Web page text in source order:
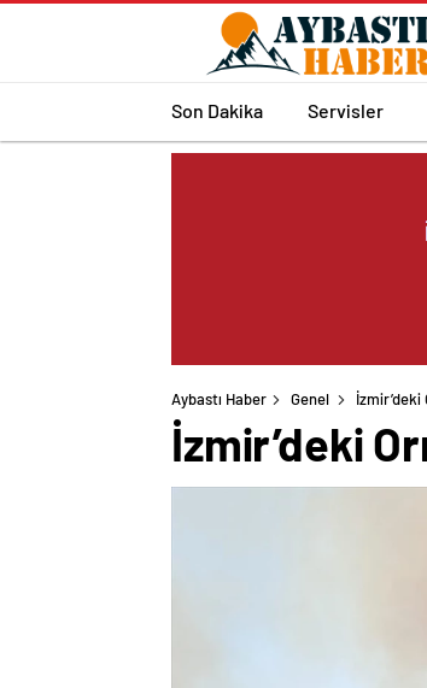
Son Dakika Servisler
Aybastı Haber Genel İzmir’deki
İzmir’deki